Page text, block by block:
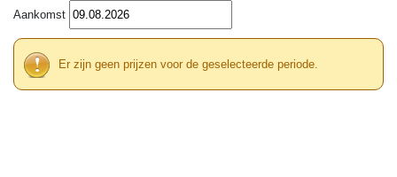
Aankomst
Er zijn geen prijzen voor de geselecteerde periode.